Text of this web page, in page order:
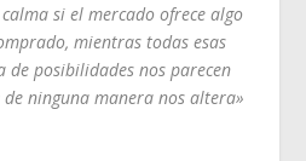
si el mercado ofrece algo
mientras todas esas
posibilidades nos parecen
ninguna manera nos altera»